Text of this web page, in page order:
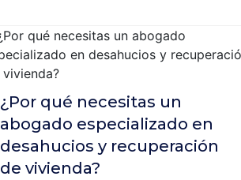
¿Por qué necesitas un
abogado especializado en
desahucios y recuperación
de vivienda?